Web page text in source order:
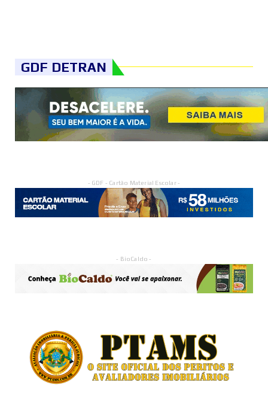
GDF DETRAN
- GDF - Cartão Material Escolar -
- BioCaldo -